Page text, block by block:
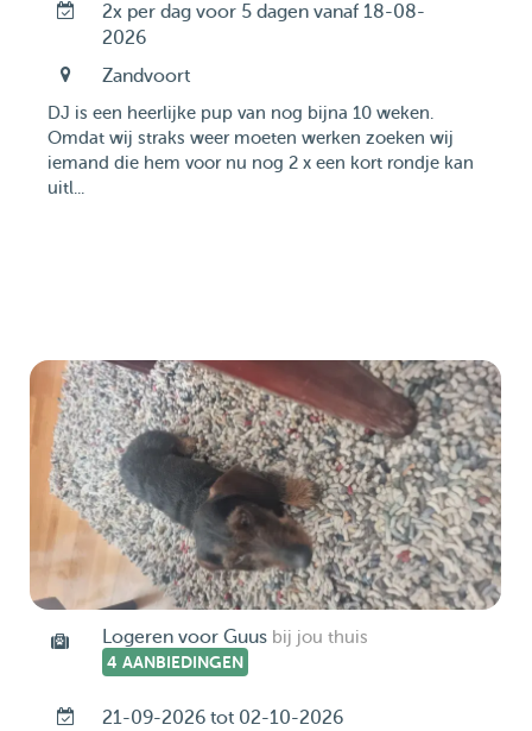
2x per dag voor 5 dagen vanaf 18-08-
2026
Zandvoort
DJ is een heerlijke pup van nog bijna 10 weken.
Omdat wij straks weer moeten werken zoeken wij
iemand die hem voor nu nog 2 x een kort rondje kan
uitl...
Logeren voor Guus bij jou thuis
4 AANBIEDINGEN
21-09-2026 tot 02-10-2026